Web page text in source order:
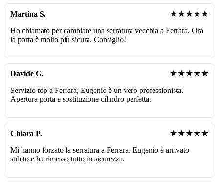
Martina S. ★★★★★
Ho chiamato per cambiare una serratura vecchia a Ferrara. Ora
la porta è molto più sicura. Consiglio!
Davide G. ★★★★★
Servizio top a Ferrara, Eugenio è un vero professionista.
Apertura porta e sostituzione cilindro perfetta.
Chiara P. ★★★★★
Mi hanno forzato la serratura a Ferrara. Eugenio è arrivato
subito e ha rimesso tutto in sicurezza.